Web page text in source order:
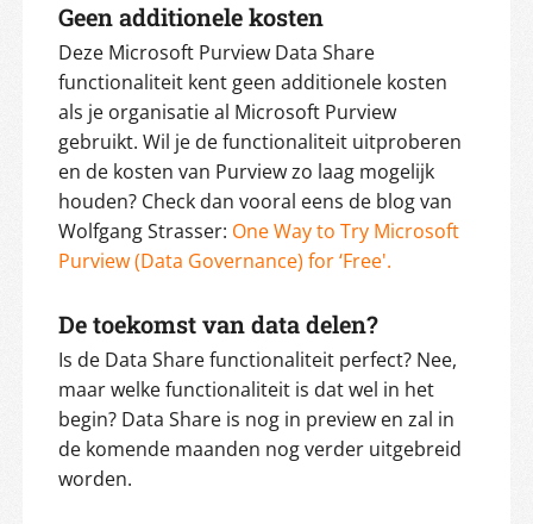
Geen additionele kosten
Deze Microsoft Purview Data Share
functionaliteit kent geen additionele kosten
als je organisatie al Microsoft Purview
gebruikt. Wil je de functionaliteit uitproberen
en de kosten van Purview zo laag mogelijk
houden? Check dan vooral eens de blog van
Wolfgang Strasser: One Way to Try Microsoft
Purview (Data Governance) for ‘Free'.
De toekomst van data delen?
Is de Data Share functionaliteit perfect? Nee,
maar welke functionaliteit is dat wel in het
begin? Data Share is nog in preview en zal in
de komende maanden nog verder uitgebreid
worden.